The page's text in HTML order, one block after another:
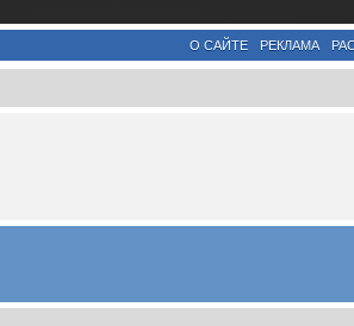
О САЙТЕ РЕКЛАМА